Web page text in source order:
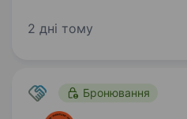
бойових безпілотних
2 дні тому
Бронювання